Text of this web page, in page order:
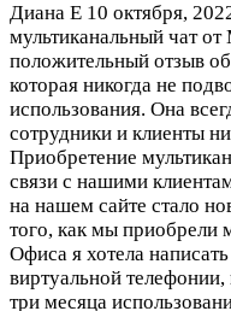
Диана Е 10 октября,
мультиканальный чат
положительный отзыв
которая никогда не
использования. Она
сотрудники и клиенты
Приобретение
связи с нашими
на нашем сайте стало
того, как мы приобрели
Офиса я хотела
виртуальной телефонии,
три месяца